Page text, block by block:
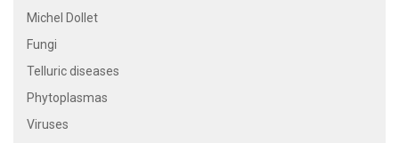
Michel Dollet
Fungi
Telluric diseases
Phytoplasmas
Viruses